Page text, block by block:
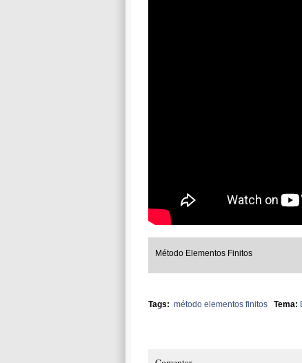
Método Elementos Finitos
Tags: método elementos finitos Tema: